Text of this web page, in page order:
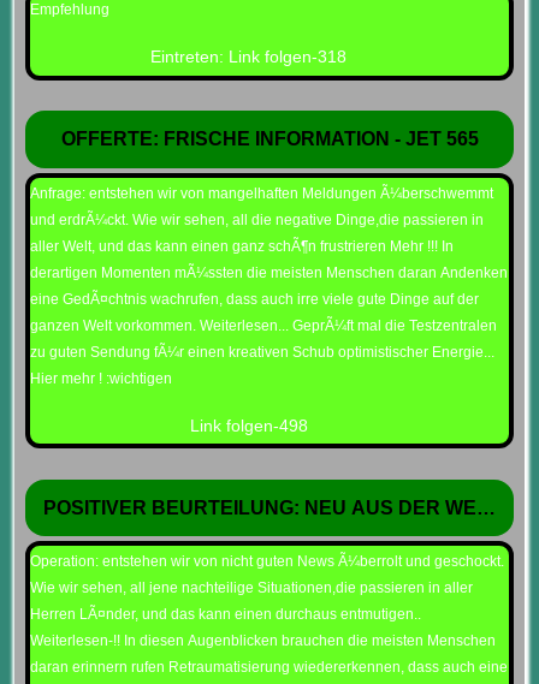
Empfehlung
Eintreten: Link folgen-318
OFFERTE: FRISCHE INFORMATION - JET 565
Anfrage: entstehen wir von mangelhaften Meldungen Ã¼berschwemmt
und erdrÃ¼ckt. Wie wir sehen, all die negative Dinge,die passieren in
aller Welt, und das kann einen ganz schÃ¶n frustrieren Mehr !!! In
derartigen Momenten mÃ¼ssten die meisten Menschen daran Andenken
eine GedÃ¤chtnis wachrufen, dass auch irre viele gute Dinge auf der
ganzen Welt vorkommen. Weiterlesen... GeprÃ¼ft mal die Testzentralen
zu guten Sendung fÃ¼r einen kreativen Schub optimistischer Energie...
Hier mehr ! :wichtigen
Link folgen-498
POSITIVER BEURTEILUNG: NEU AUS DER WELT &
Operation: entstehen wir von nicht guten News Ã¼berrolt und geschockt.
Wie wir sehen, all jene nachteilige Situationen,die passieren in aller
Herren LÃ¤nder, und das kann einen durchaus entmutigen..
Weiterlesen-!! In diesen Augenblicken brauchen die meisten Menschen
daran erinnern rufen Retraumatisierung wiedererkennen, dass auch eine